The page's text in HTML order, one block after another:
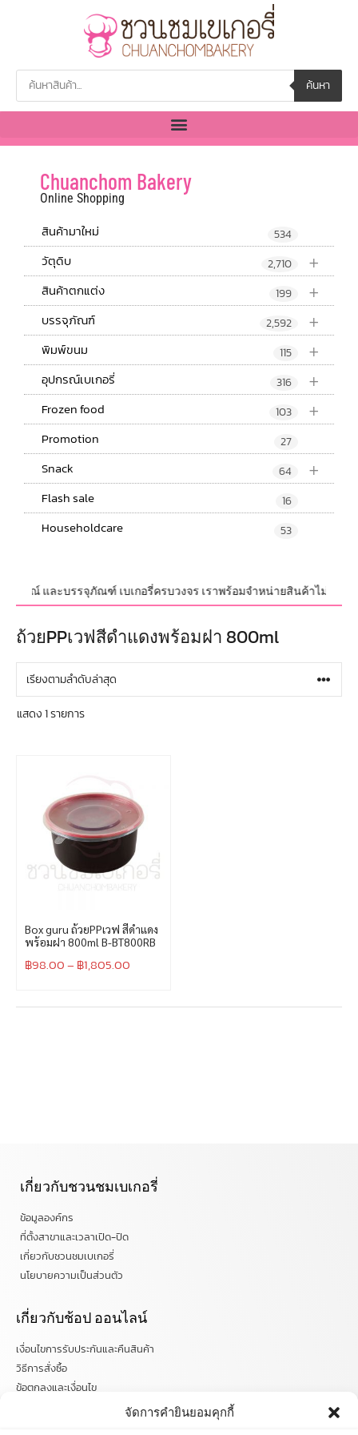
จัดการคำยินยอมคุกกี้
ค้นหา
Chuanchom Bakery
Online Shopping
สินค้ามาใหม่ 534
+
วัตุดิบ 2,710
+
สินค้าตกแต่ง 199
+
บรรจุภัณฑ์ 2,592
+
พิมพ์ขนม 115
+
อุปกรณ์เบเกอรี่ 316
+
Frozen food 103
Promotion 27
+
Snack 64
Flash sale 16
Householdcare 53
กรณ์ และบรรจุภัณฑ์ เบเกอรี่ครบวงจร เราพร้อมจำหน่ายสินค้าไม่จำกั
ถ้วยPPเวฟสีดำแดงพร้อมฝา 800ml
แสดง 1 รายการ
Box guru ถ้วยPPเวฟ สีดำแดง
พร้อมฝา 800ml B-BT800RB
฿98.00– ฿1,805.00
เกี่ยวกับชวนชมเบเกอรี่
ข้อมูลองค์กร
ที่ตั้งสาขาและเวลาเปิด-ปิด
เกี่ยวกับชวนชมเบเกอรี่
นโยบายความเป็นส่วนตัว
เกี่ยวกับช้อป ออนไลน์
เงื่อนไขการรับประกันและคืนสินค้า
วิธีการสั่งซื้อ
ข้อตกลงและเงื่อนไข